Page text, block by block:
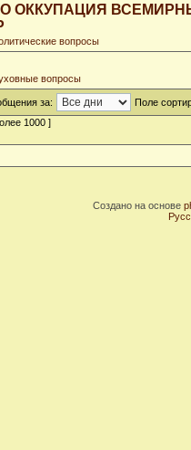
ОККУПАЦИЯ
вопросы
вопросы
за:
Поле
1000 ]
Создано на основе